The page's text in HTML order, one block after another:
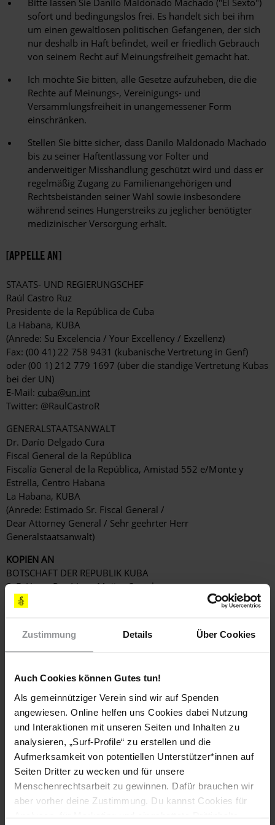
Zustimmung Details Über Cookies
Auch Cookies können Gutes tun!
Als gemeinnütziger Verein sind wir auf Spenden
angewiesen. Online helfen uns Cookies dabei Nutzung
und Interaktionen mit unseren Seiten und Inhalten zu
analysieren, „Surf-Profile“ zu erstellen und die
Aufmerksamkeit von potentiellen Unterstützer*innen auf
Seiten Dritter zu wecken und für unsere
Menschenrechtsarbeit zu gewinnen. Dafür brauchen wir
aber vorher deine Zustimmung. Du kannst Cookies für
sofort und bedingungslos frei. Es handelt sich bei ihm
um einen gewaltlosen politischen Gefangenen, der sich
nur deshalb in Haft befindet, weil er friedlich Gebrauch
von seinem Recht auf Meinungsfreiheit gemacht hat.
Ich möchte Sie bitten, alle Gesetze aufzuheben, die die
Rechte auf Meinungs-, Vereinigungs- und
Versammlungsfreiheit in unangemessener Form
einschränken.
Stellen Sie bitte sicher, dass Danilo Maldonado Machado
bis zu seiner Haftentlassung vor Folter und
anderweitiger Misshandlung geschützt wird und dass er
regelmäßig Zugang zu Familienangehörigen und
Rechtsbeiständen seiner Wahl sowie insbesondere
während seines Hungerstreiks zu jeglicher benötigter
medizinischer Versorgung erhält.
[APPELLE AN]
STAATS- UND REGIERUNGSCHEF
Raúl Castro Ruz
Presidente de la República de Cuba
La Habana, KUBA
(Anrede: Su Excelencia / Your Excellency / Exzellenz)
Fax: (00 41) 22 758 9431 (kubanische Vertretung in Genf)
oder (00 1) 212 779 1697 (über die ständige Vertretung Kubas
bei der UN)
E-Mail: cuba@un.int
Twitter: @RaulCastroR
GENERALSTAATSANWALT
Dr. Darío Delgado Cura
Fiscal General de la República
Fiscalía General de la República, Amistad 552 e/Monte y
Estrella, Centro Habana
La Habana, KUBA
(Anrede: Estimado Sr. Fiscal General /
Dear Attorney General / Sehr geehrter Herr
Generalstaatsanwalt)
KOPIEN AN
BOTSCHAFT DER REPUBLIK KUBA
S. E. Herrn René Juan Mujica Cantelar
Stavanger Str. 20
E-Mail:recepcion@botschaft-kuba.de
MALDONADO MACHADO
E-Mail:gorkiaguila@gmail.comoder liavillares@gmail.com
Bitte schreiben Sie Ihre Appellemöglichst sofort.Schreiben
Sie in gutem Spanisch, Englisch oder auf Deutsch. Da
Informationen in Urgent Actions schnell an Aktualität
verlieren können, bitten wir Sie, nach dem
2015
keine Appelle mehr zu verschicken.